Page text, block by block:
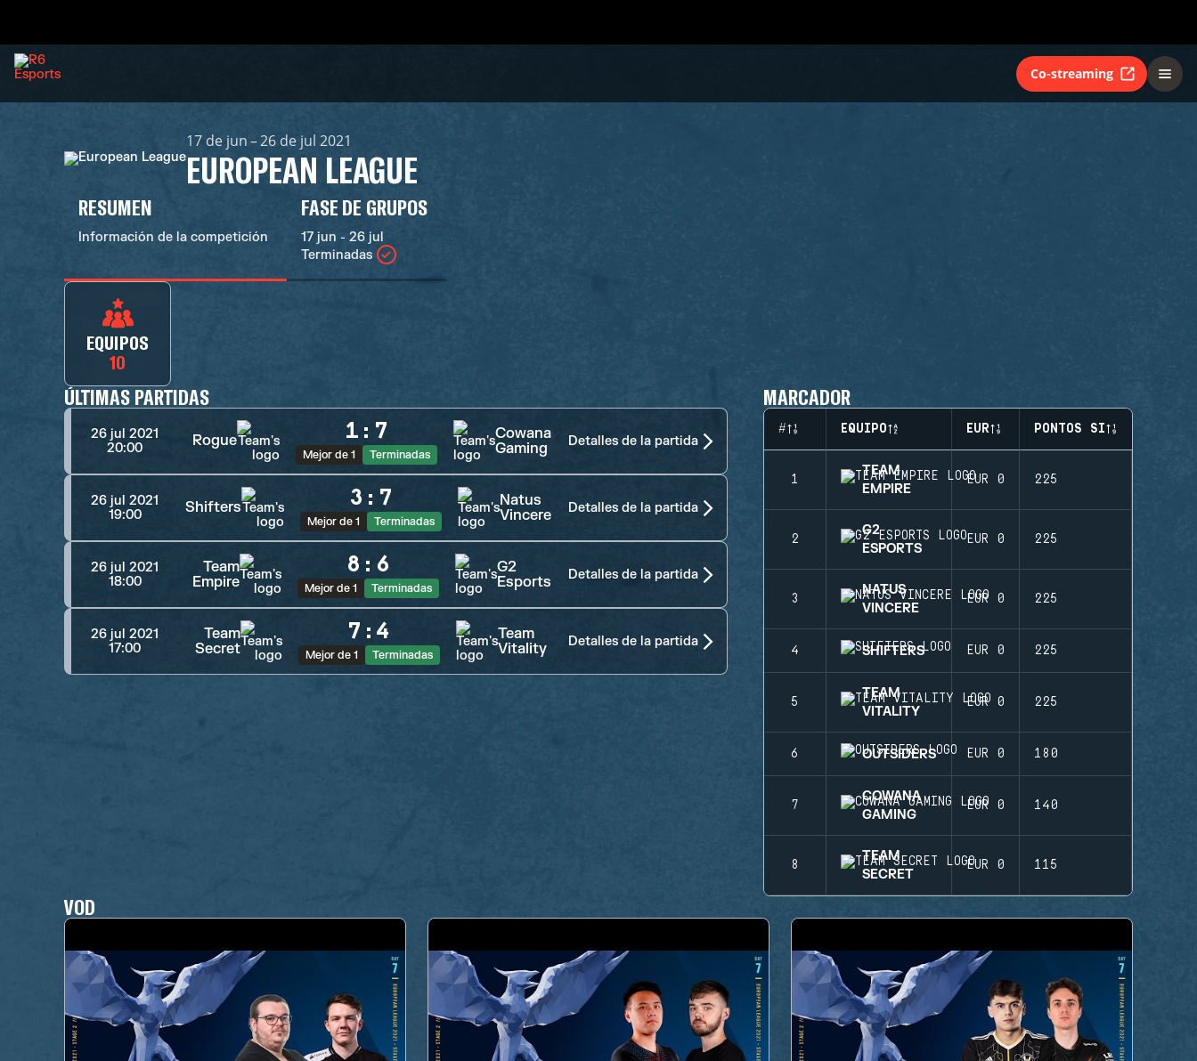
Co-streaming
17 de jun – 26 de jul 2021
EUROPEAN LEAGUE
RESUMEN
Información de la competición
FASE DE GRUPOS
17 jun - 26 jul
Terminadas
EQUIPOS
10
ÚLTIMAS PARTIDAS
26 jul 2021
20:00
Rogue 1 : 7
Mejor de 1 Terminadas
Cowana
Gaming
Detalles de la partida
26 jul 2021
19:00
Shifters 3 : 7
Mejor de 1 Terminadas
Natus
Vincere
Detalles de la partida
26 jul 2021
18:00
Team
Empire
8 : 6
Mejor de 1 Terminadas
G2
Esports
Detalles de la partida
26 jul 2021
17:00
Team
Secret
7 : 4
Mejor de 1 Terminadas
Team
Vitality
Detalles de la partida
MARCADOR
# EQUIPO EUR PONTOS SI
1
TEAM
EMPIRE
EUR 0 225
2
G2
ESPORTS
EUR 0 225
3
NATUS
VINCERE
EUR 0 225
4 SHIFTERS EUR 0 225
5
TEAM
VITALITY
EUR 0 225
6 OUTSIDERS EUR 0 180
7
COWANA
GAMING
EUR 0 140
8
TEAM
SECRET
EUR 0 115
VOD